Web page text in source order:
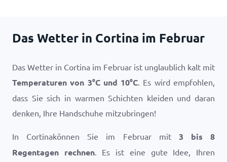
Das Wetter in Cortina im Februar
Das Wetter in Cortina im Februar ist unglaublich kalt mit
Temperaturen von 3°Cund 10°C. Es wird empfohlen,
dass Sie sich in warmen Schichten kleiden und daran
denken, Ihre Handschuhe mitzubringen!
In Cortinakönnen Sie im Februar mit 3 bis 8
Regentagen rechnen. Es ist eine gute Idee, Ihren